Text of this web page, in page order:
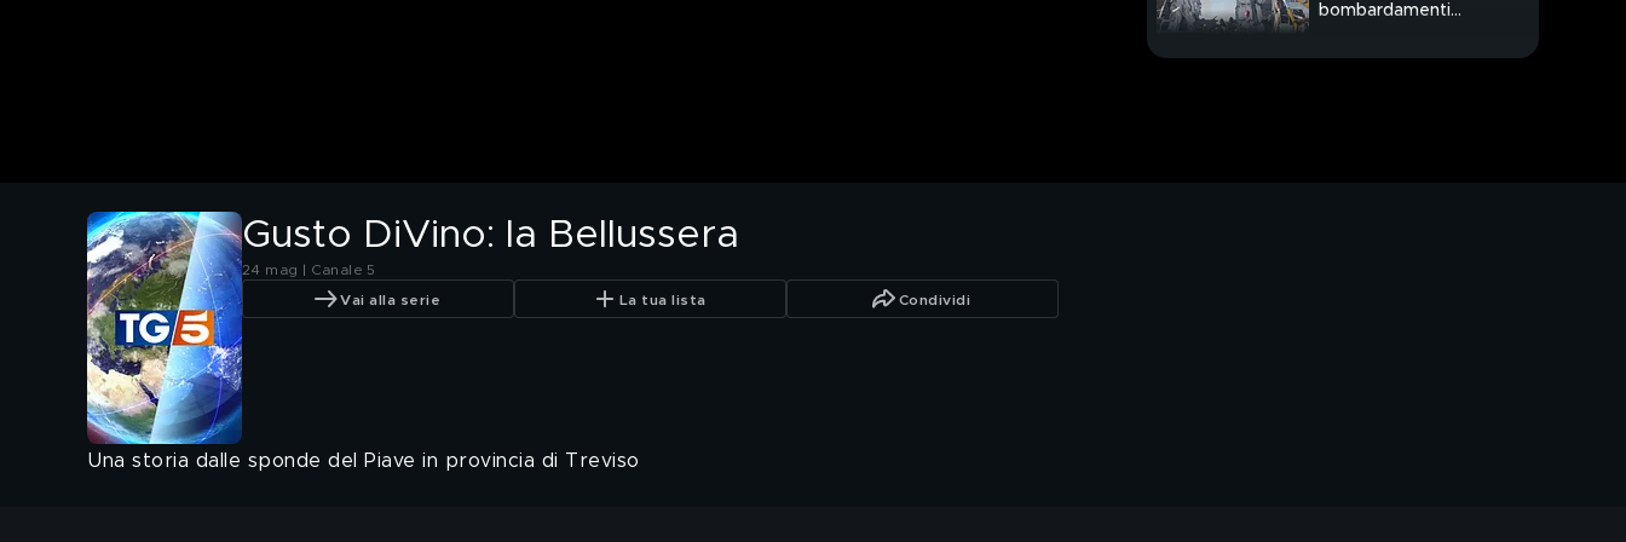
bombardamenti
Gusto DiVino: la Bellussera
24 mag | Canale 5
Vai alla serie La tua lista Condividi
Una storia dalle sponde del Piave in provincia di Treviso